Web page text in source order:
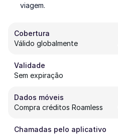
viagem.
Cobertura
Válido globalmente
Validade
Sem expiração
Dados móveis
Compra créditos Roamless
Chamadas pelo aplicativo